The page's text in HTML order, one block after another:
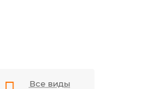
Все виды